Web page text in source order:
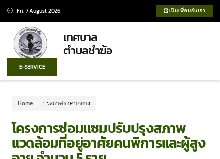
Fri, 7 August 2026 เป็นเพื่อนกับเรา
เทศบาล
ตำบลชำฆ้อ
E-SERVICE
Home ประกาศราคากลาง
โครงการซ่อมแซมปรับปรุงสภาพ
แวดล้อมที่อยู่อาศัยคนพิการและผู้สูง